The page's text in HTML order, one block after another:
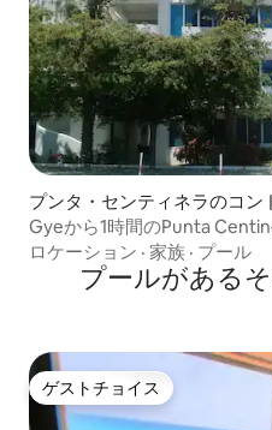
プンタ・センティネラのコン
Gyeから1時間のPunta
ロケーション · 家族 · プール
プールがある
ゲストチョイス
ゲストチョイス